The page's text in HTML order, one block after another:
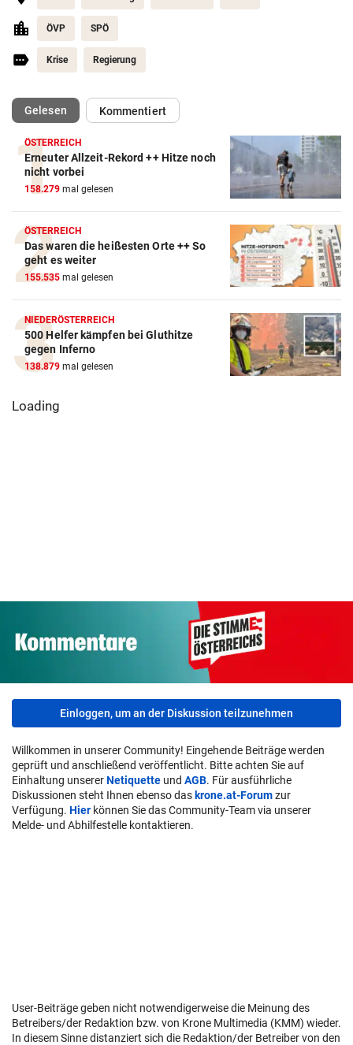
ÖVP SPÖ
Krise Regierung
Gelesen(ausgewählt)Kommentiert
ÖSTERREICH
Erneuter Allzeit-Rekord ++ Hitze noch
nicht vorbei
158.279 mal gelesen
ÖSTERREICH
Das waren die heißesten Orte ++ So
geht es weiter
155.535 mal gelesen
NIEDERÖSTERREICH
500 Helfer kämpfen bei Gluthitze
gegen Inferno
138.879 mal gelesen
Einloggen, um an der Diskussion teilzunehmen
Willkommen in unserer Community! Eingehende Beiträge werden
geprüft und anschließend veröffentlicht. Bitte achten Sie auf
Einhaltung unsererNetiquette und AGB. Für ausführliche
Diskussionen steht Ihnen ebenso das krone.at-Forumzur
Verfügung. Hier können Sie das Community-Team via unserer
Melde- und Abhilfestelle kontaktieren.
User-Beiträge geben nicht notwendigerweise die Meinung des
Betreibers/der Redaktion bzw. von Krone Multimedia (KMM) wieder.
In diesem Sinne distanziert sich die Redaktion/der Betreiber von den